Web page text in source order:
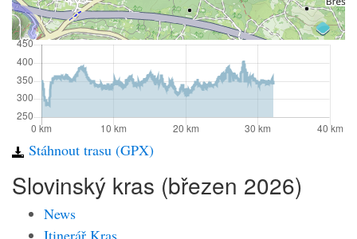
Stáhnout trasu (GPX)
Slovinský kras (březen 2026)
News
Itinerář Kras